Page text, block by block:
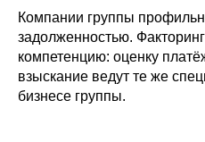
Компании группы
задолженностью.
компетенцию: оценку
взыскание ведут те же
бизнесе группы.